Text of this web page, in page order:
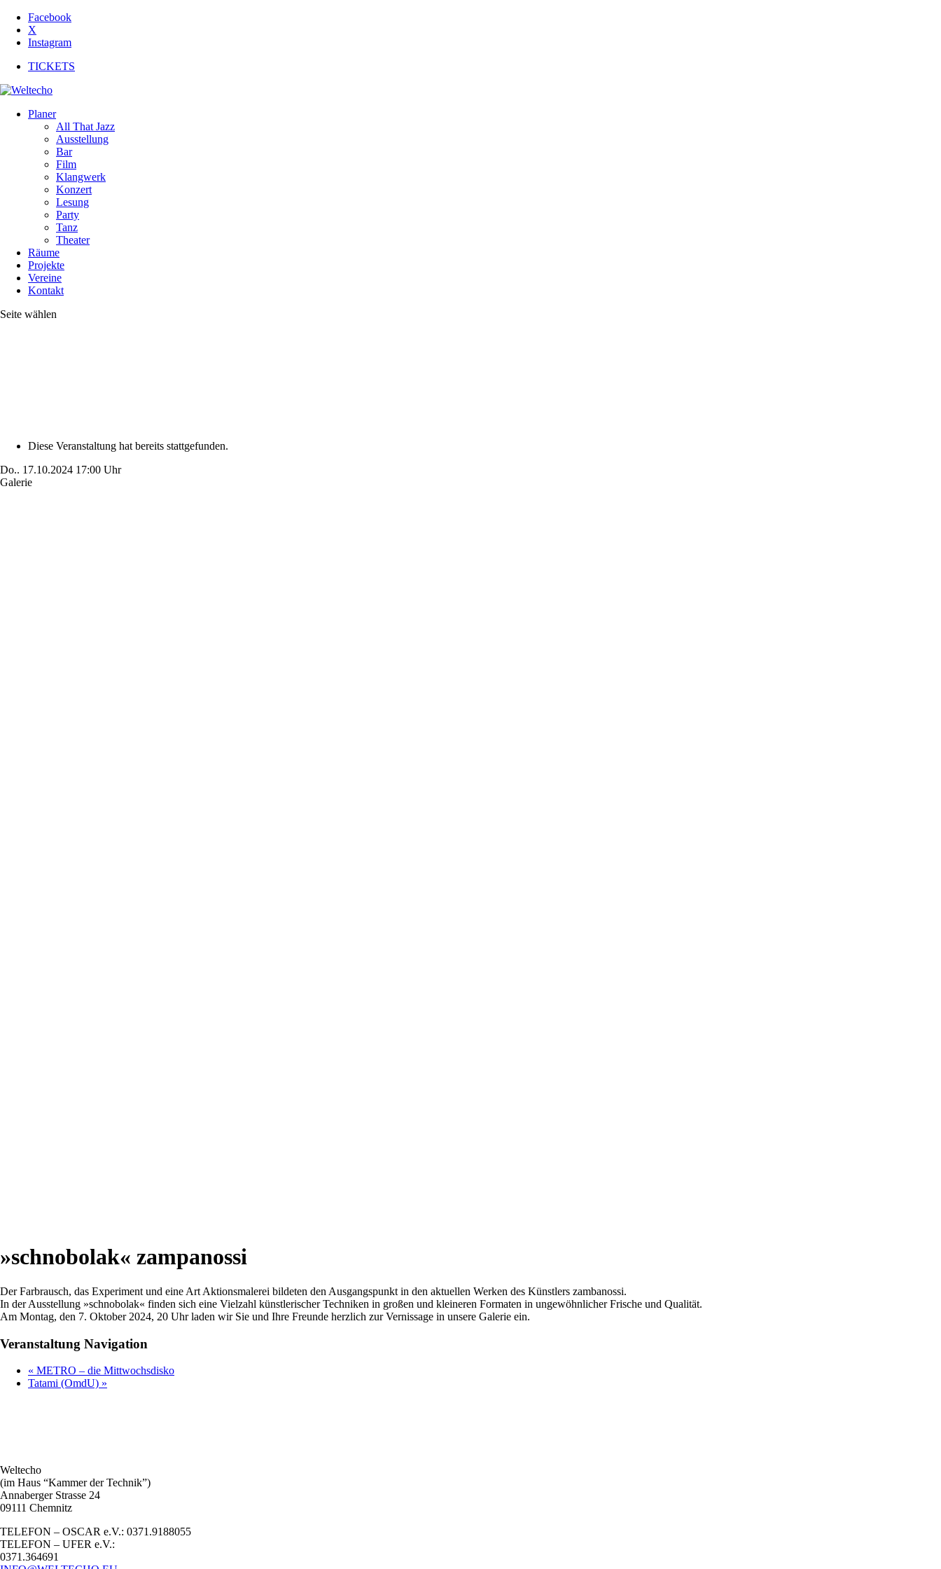
Facebook
X
Instagram
TICKETS
Planer
All That Jazz
Ausstellung
Bar
Film
Klangwerk
Konzert
Lesung
Party
Tanz
Theater
Räume
Projekte
Vereine
Kontakt
Seite wählen
Diese Veranstaltung hat bereits stattgefunden.
Do.. 17.10.2024 17:00 Uhr
Galerie
»schnobolak« zampanossi
Der Farbrausch, das Experiment und eine Art Aktionsmalerei bildeten den Ausgangspunkt in den aktuellen Werken des Künstlers zambanossi.
In der Ausstellung »schnobolak« finden sich eine Vielzahl künstlerischer Techniken in großen und kleineren Formaten in ungewöhnlicher Frische und Qualität.
Am Montag, den 7. Oktober 2024, 20 Uhr laden wir Sie und Ihre Freunde herzlich zur Vernissage in unsere Galerie ein.
Veranstaltung Navigation
« METRO – die Mittwochsdisko
Tatami (OmdU) »
Weltecho
(im Haus “Kammer der Technik”)
Annaberger Strasse 24
09111 Chemnitz
TELEFON – OSCAR e.V.: 0371.9188055
TELEFON – UFER e.V.:
0371.364691